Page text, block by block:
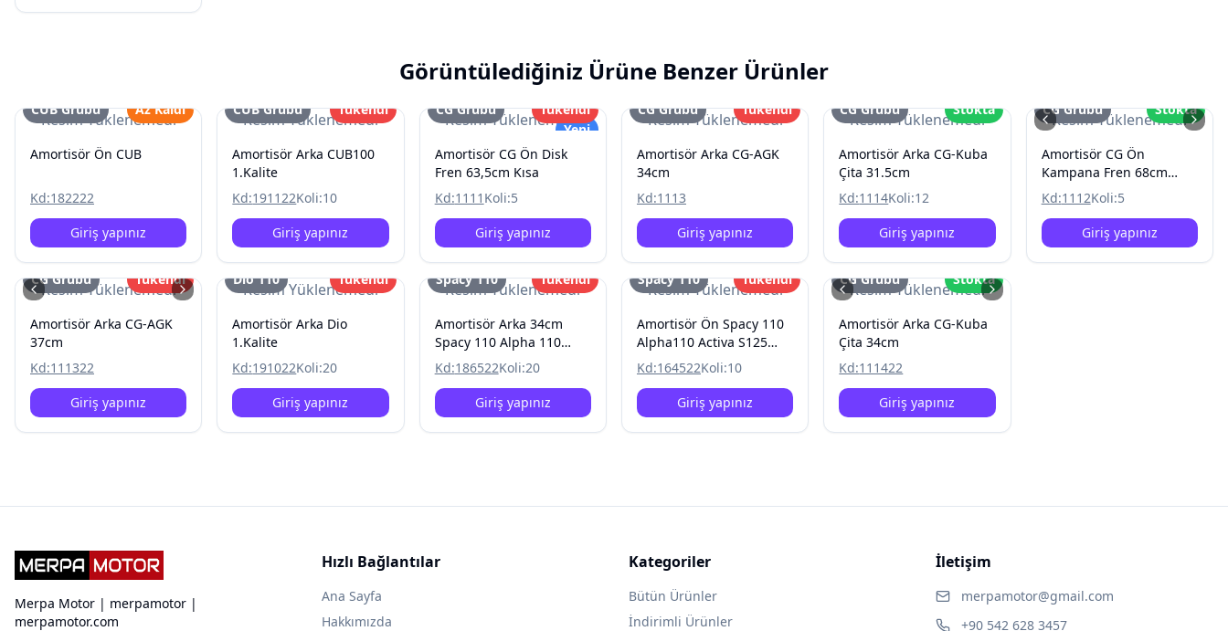
Görüntülediğiniz Ürüne Benzer Ürünler
Resim Yüklenemedi
CUB Grubu Az Kaldı
Amortisör Ön CUB
Kd:182222
Giriş yapınız
Resim Yüklenemedi
CUB Grubu Tükendi
Amortisör Arka CUB100
1.Kalite
Kd:191122Koli:10
Giriş yapınız
Resim Yüklenemedi
Yeni
CG Grubu Tükendi
Amortisör CG Ön Disk
Fren 63,5cm Kısa
Kd:1111 Koli:5
Giriş yapınız
Resim Yüklenemedi
CG Grubu Tükendi
Amortisör Arka CG-AGK
34cm
Kd:1113
Giriş yapınız
Resim Yüklenemedi
CG Grubu Stokta
Amortisör Arka CG-Kuba
Çita 31.5cm
Kd:1114Koli:12
Giriş yapınız
Resim Yüklenemedi
CG Grubu Stokta
Amortisör CG Ön
Kampana Fren 68cm
Uzun
Kd:1112Koli:5
Giriş yapınız
Resim Yüklenemedi
CG Grubu Tükendi
Amortisör Arka CG-AGK
37cm
Kd:111322
Giriş yapınız
Resim Yüklenemedi
Dio 110 Tükendi
Amortisör Arka Dio
1.Kalite
Kd:191022Koli:20
Giriş yapınız
Resim Yüklenemedi
Spacy 110 Tükendi
Amortisör Arka 34cm
Spacy 110 Alpha 110
Activa 125S Rks Spontını
110 Kanuni Mati 125
Kd:186522Koli:20
Giriş yapınız
Resim Yüklenemedi
Spacy 110 Tükendi
Amortisör Ön Spacy 110
Alpha110 Activa S125
Spontını 110
Kd:164522Koli:10
Giriş yapınız
Resim Yüklenemedi
CG Grubu Stokta
Amortisör Arka CG-Kuba
Çita 34cm
Kd:111422
Giriş yapınız
Merpa Motor | merpamotor |
merpamotor.com
Hızlı Bağlantılar
Ana Sayfa
Hakkımızda
Kategoriler
Bütün Ürünler
İndirimli Ürünler
İletişim
merpamotor@gmail.com
+90 542 628 3457